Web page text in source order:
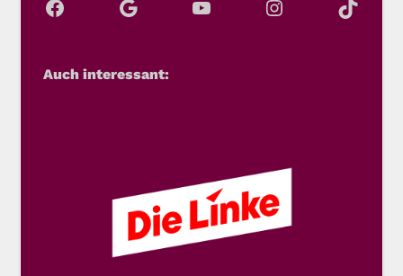
Auch interessant: